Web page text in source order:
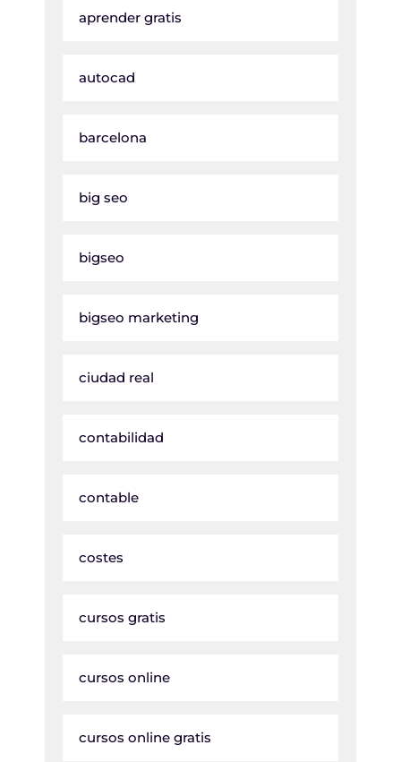
aprender gratis
autocad
barcelona
big seo
bigseo
bigseo marketing
ciudad real
contabilidad
contable
costes
cursos gratis
cursos online
cursos online gratis